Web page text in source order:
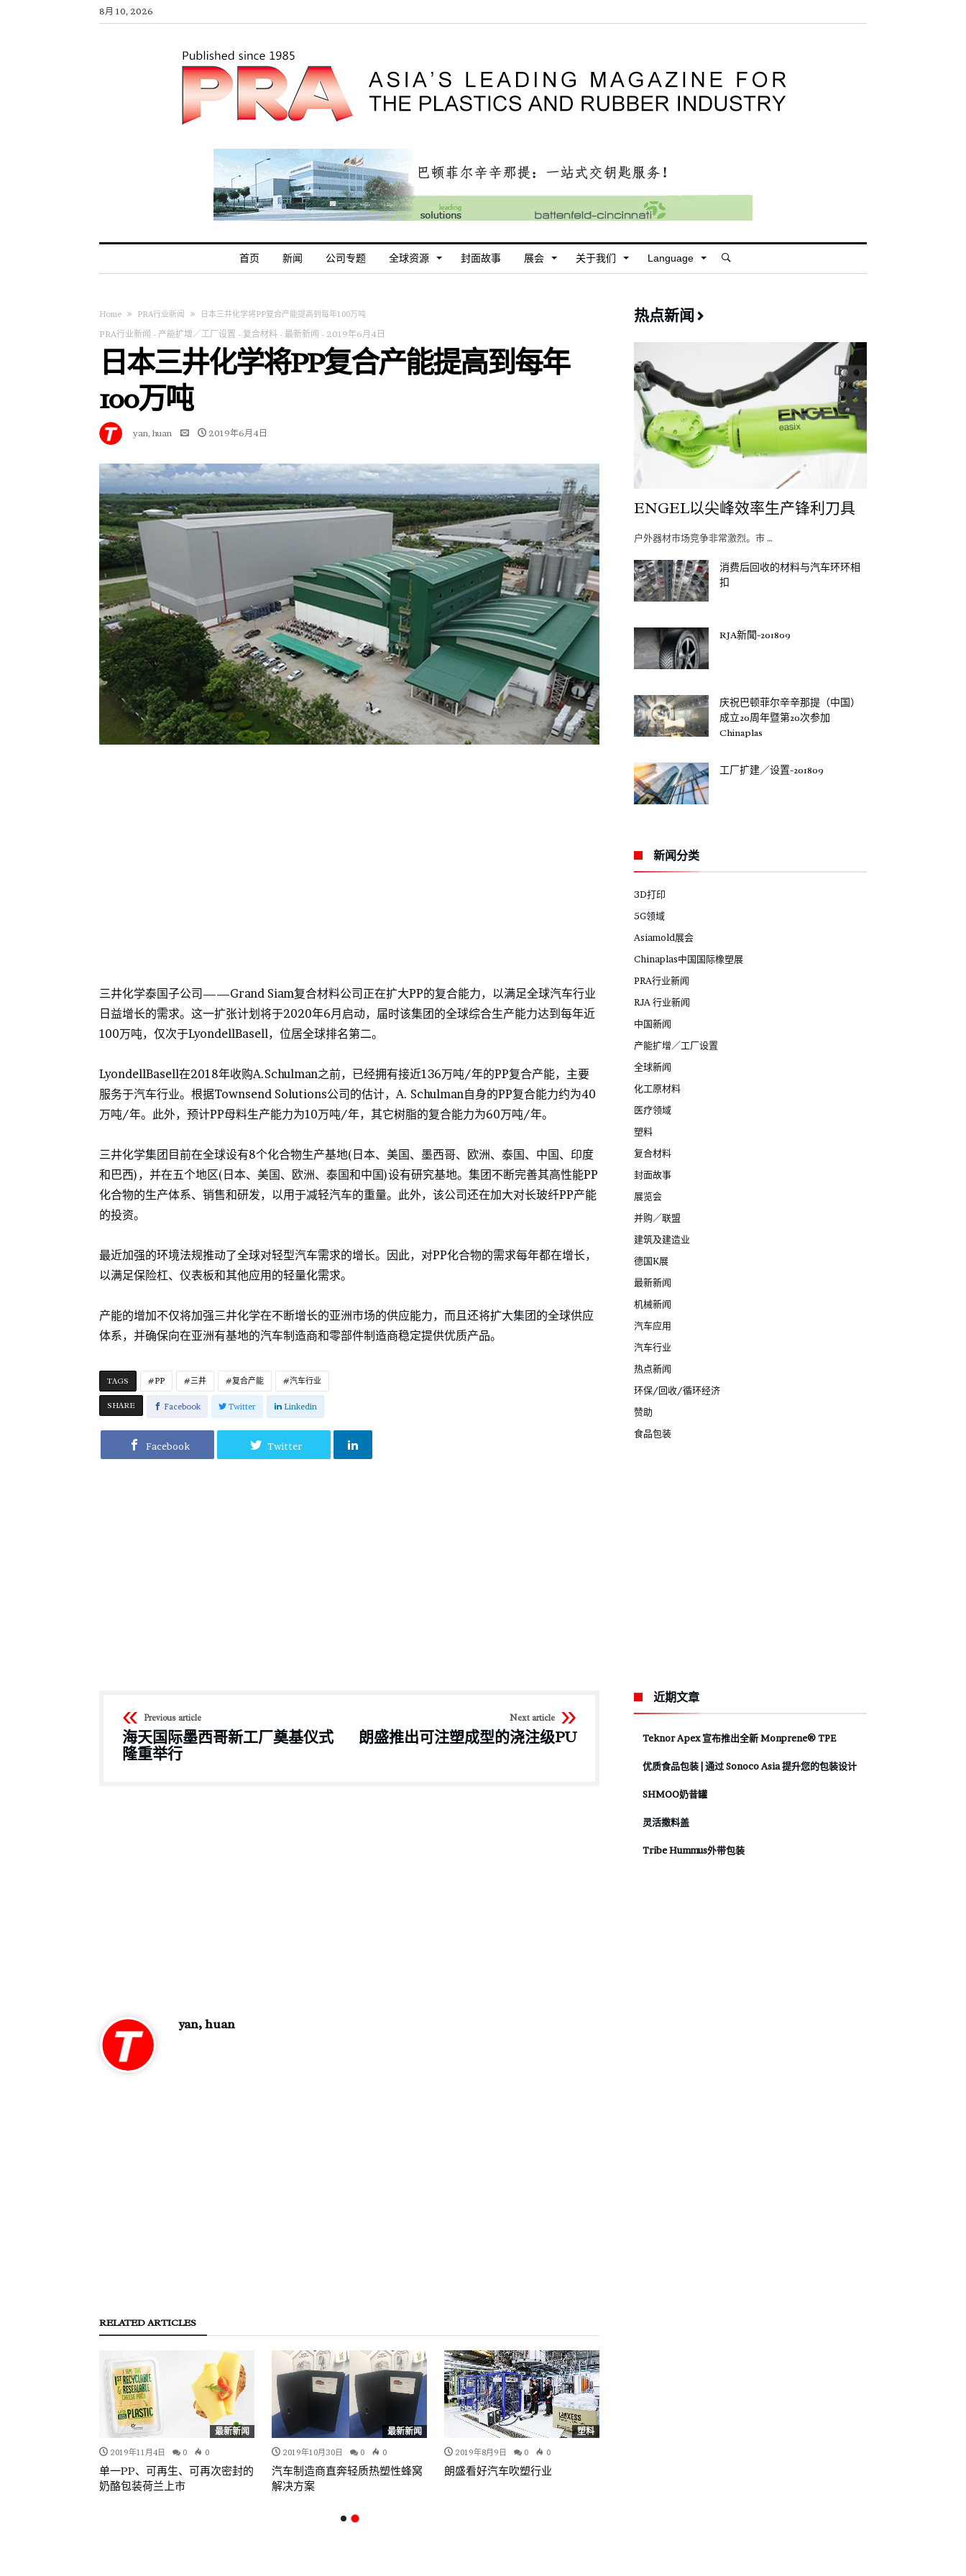
8月 10, 2026
首页 新闻 公司专题 全球资源 封面故事 展会 关于我们 Language
Home PRA行业新闻 日本三井化学将PP复合产能提高到每年100万吨
PRA行业新闻 - 产能扩增／工厂设置 - 复合材料 - 最新新闻 - 2019年6月4日
日本三井化学将PP复合产能提高到每年
100万吨
yan, huan 2019年6月4日
三井化学泰国子公司——Grand Siam复合材料公司正在扩大PP的复合能力，以满足全球汽车行业
日益增长的需求。这一扩张计划将于2020年6月启动，届时该集团的全球综合生产能力达到每年近
100万吨，仅次于LyondellBasell，位居全球排名第二。
LyondellBasell在2018年收购A.Schulman之前，已经拥有接近136万吨/年的PP复合产能，主要
服务于汽车行业。根据Townsend Solutions公司的估计，A. Schulman自身的PP复合能力约为40
万吨/年。此外，预计PP母料生产能力为10万吨/年，其它树脂的复合能力为60万吨/年。
三井化学集团目前在全球设有8个化合物生产基地(日本、美国、墨西哥、欧洲、泰国、中国、印度
和巴西)，并在五个地区(日本、美国、欧洲、泰国和中国)设有研究基地。集团不断完善其高性能PP
化合物的生产体系、销售和研发，以用于减轻汽车的重量。此外，该公司还在加大对长玻纤PP产能
的投资。
最近加强的环境法规推动了全球对轻型汽车需求的增长。因此，对PP化合物的需求每年都在增长，
以满足保险杠、仪表板和其他应用的轻量化需求。
产能的增加不仅将加强三井化学在不断增长的亚洲市场的供应能力，而且还将扩大集团的全球供应
体系，并确保向在亚洲有基地的汽车制造商和零部件制造商稳定提供优质产品。
TAGS PP 三井 复合产能 汽车行业
SHARE Facebook Twitter Linkedin
Facebook Twitter
Previous article
海天国际墨西哥新工厂奠基仪式
隆重举行
Next article
朗盛推出可注塑成型的浇注级PU
yan, huan
RELATED ARTICLES
最新新闻
2019年11月4日 0 0
单一PP、可再生、可再次密封的
奶酪包装荷兰上市
最新新闻
2019年10月30日 0 0
汽车制造商直奔轻质热塑性蜂窝
解决方案
塑料
2019年8月9日 0 0
朗盛看好汽车吹塑行业
热点新闻
ENGEL以尖峰效率生产锋利刀具
户外器材市场竞争非常激烈。市 …
消费后回收的材料与汽车环环相
扣
RJA新聞-201809
庆祝巴顿菲尔辛辛那提（中国）
成立20周年暨第20次参加
Chinaplas
工厂扩建／设置-201809
新闻分类
3D打印
5G领域
Asiamold展会
Chinaplas中国国际橡塑展
PRA行业新闻
RJA 行业新闻
中国新闻
产能扩增／工厂设置
全球新闻
化工原材料
医疗领域
塑料
复合材料
封面故事
展览会
并购／联盟
建筑及建造业
德国K展
最新新闻
机械新闻
汽车应用
汽车行业
热点新闻
环保/回收/循环经济
赞助
食品包装
近期文章
Teknor Apex 宣布推出全新 Monprene® TPE
优质食品包装 | 通过 Sonoco Asia 提升您的包装设计
SHMOO奶昔罐
灵活撒料盖
Tribe Hummus外带包装